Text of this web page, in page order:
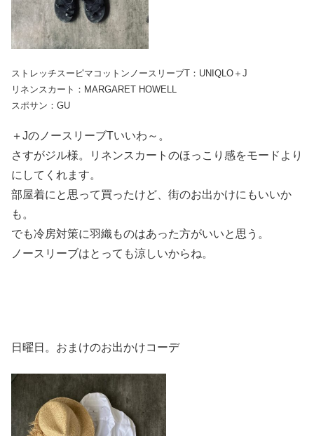
ストレッチスーピマコットンノースリーブT：UNIQLO＋J
リネンスカート：MARGARET HOWELL
スポサン：GU
＋JのノースリーブTいいわ～。
さすがジル様。リネンスカートのほっこり感をモードより
にしてくれます。
部屋着にと思って買ったけど、街のお出かけにもいいか
も。
でも冷房対策に羽織ものはあった方がいいと思う。
ノースリーブはとっても涼しいからね。
日曜日。おまけのお出かけコーデ